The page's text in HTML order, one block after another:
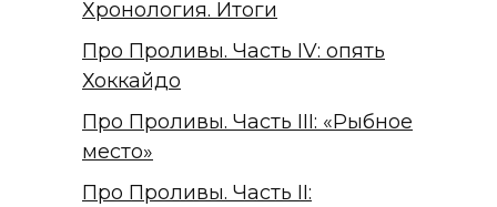
Хронология. Итоги
Про Проливы. Часть IV: опять
Хоккайдо
Про Проливы. Часть III: «Рыбное
место»
Про Проливы. Часть II: